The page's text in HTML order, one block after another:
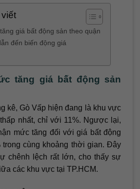
giá bất động sản theo quận
đến biến động giá
tăng giá bất động sản
kê, Gò Vấp hiện đang là khu vực
nhất, chỉ với 11%. Ngược lại,
mức tăng đối với giá bất động
trong cùng khoảng thời gian. Đây
chênh lệch rất lớn, cho thấy sự
các khu vực tại TP.HCM.